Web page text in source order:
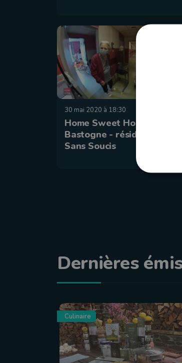
30 mai 2020 à 18:30
Home Sweet Home : N°3 :
Bastogne - résidence
Sans Soucis
Dernières
Culinaire